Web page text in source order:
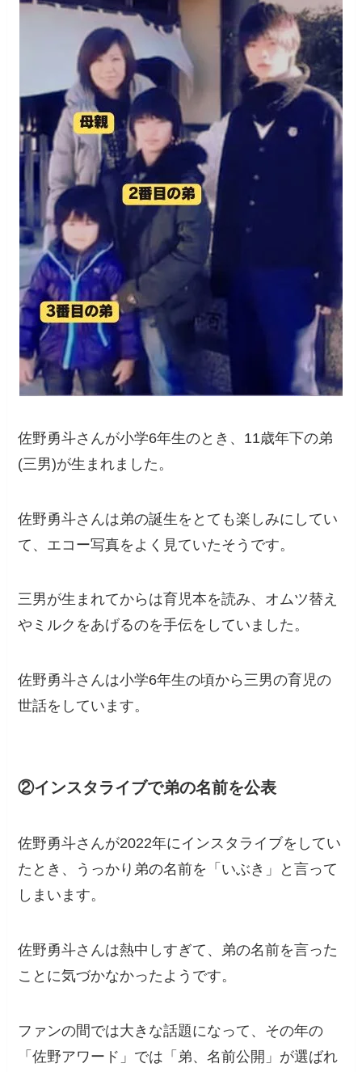
佐野勇斗さんが小学6年生のとき、11歳年下の弟
(三男)が生まれました。
佐野勇斗さんは弟の誕生をとても楽しみにしてい
て、エコー写真をよく見ていたそうです。
三男が生まれてからは育児本を読み、オムツ替え
やミルクをあげるのを手伝をしていました。
佐野勇斗さんは小学6年生の頃から三男の育児の
世話をしています。
②インスタライブで弟の名前を公表
佐野勇斗さんが2022年にインスタライブをしてい
たとき、うっかり弟の名前を「いぶき」と言って
しまいます。
佐野勇斗さんは熱中しすぎて、弟の名前を言った
ことに気づかなかったようです。
ファンの間では大きな話題になって、その年の
「佐野アワード」では「弟、名前公開」が選ばれ